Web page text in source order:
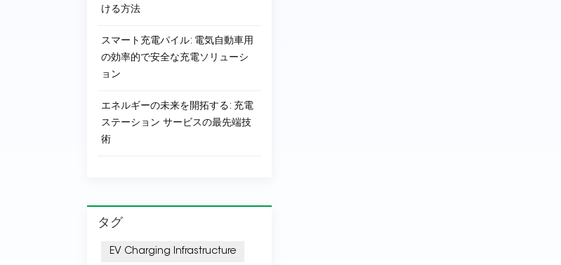
ける方法
スマート充電パイル: 電気自動車用
の効率的で安全な充電ソリューシ
ョン
エネルギーの未来を開拓する: 充電
ステーション サービスの最先端技
術
タグ
EV Charging Infrastructure